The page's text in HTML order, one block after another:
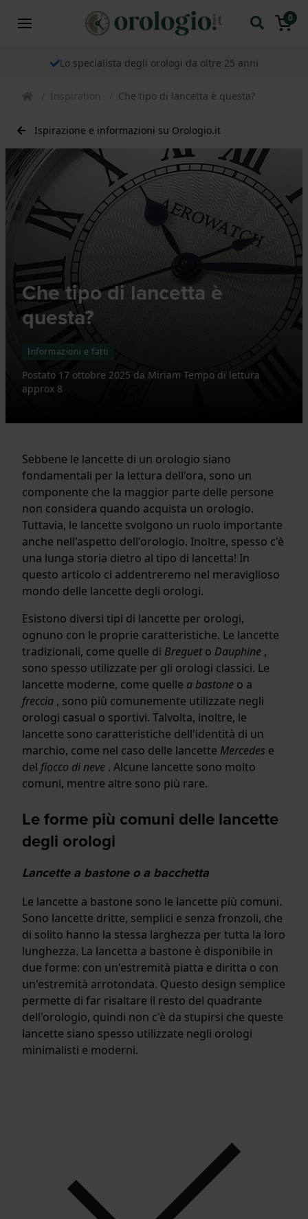
0
Lo specialista degli orologi da oltre 25 anni
Inspiration Che tipo di lancetta è questa?
Ispirazione e informazioni su Orologio.it
Che tipo di lancetta è
questa?
Informazioni e fatti
Postato 17 ottobre 2025 da Miriam Tempo di lettura
approx 8
Sebbene le lancette di un orologio siano
fondamentali per la lettura dell'ora, sono un
componente che la maggior parte delle persone
non considera quando acquista un orologio.
Tuttavia, le lancette svolgono un ruolo importante
anche nell'aspetto dell'orologio. Inoltre, spesso c'è
una lunga storia dietro al tipo di lancetta! In
questo articolo ci addentreremo nel meraviglioso
mondo delle lancette degli orologi.
Esistono diversi tipi di lancette per orologi,
ognuno con le proprie caratteristiche. Le lancette
tradizionali, come quelle di Bregueto Dauphine ,
sono spesso utilizzate per gli orologi classici. Le
lancette moderne, come quelle a bastone o a
freccia , sono più comunemente utilizzate negli
orologi casual o sportivi. Talvolta, inoltre, le
lancette sono caratteristiche dell'identità di un
marchio, come nel caso delle lancette Mercedes e
del fiocco di neve . Alcune lancette sono molto
comuni, mentre altre sono più rare.
Le forme più comuni delle lancette
degli orologi
Lancette a bastone o a bacchetta
Le lancette a bastone sono le lancette più comuni.
Sono lancette dritte, semplici e senza fronzoli, che
di solito hanno la stessa larghezza per tutta la loro
lunghezza. La lancetta a bastone è disponibile in
due forme: con un'estremità piatta e diritta o con
un'estremità arrotondata. Questo design semplice
permette di far risaltare il resto del quadrante
dell'orologio, quindi non c'è da stupirsi che queste
lancette siano spesso utilizzate negli orologi
minimalisti e moderni.